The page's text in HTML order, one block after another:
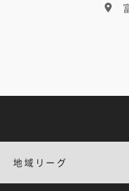
地域リーグ